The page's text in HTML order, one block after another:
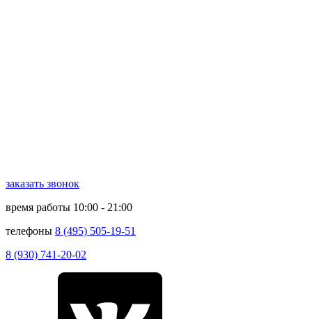
заказать звонок
время работы 10:00 - 21:00
телефоны 8 (495) 505-19-51
8 (930) 741-20-02